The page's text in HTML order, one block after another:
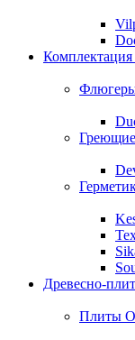
Комплектация
Древесно-
Плиты